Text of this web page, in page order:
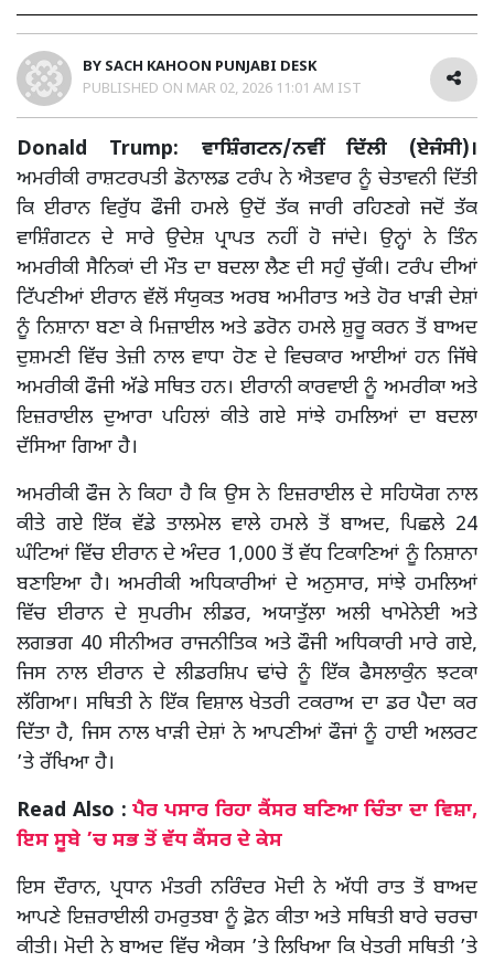
BY SACH KAHOON PUNJABI DESK
PUBLISHED ON MAR 02, 2026 11:01 AM IST
Donald Trump: ਵਾਸ਼ਿੰਗਟਨ/ਨਵੀਂ ਦਿੱਲੀ (ਏਜੰਸੀ)।
ਅਮਰੀਕੀ ਰਾਸ਼ਟਰਪਤੀ ਡੋਨਾਲਡ ਟਰੰਪ ਨੇ ਐਤਵਾਰ ਨੂੰ ਚੇਤਾਵਨੀ ਦਿੱਤੀ
ਕਿ ਈਰਾਨ ਵਿਰੁੱਧ ਫੌਜੀ ਹਮਲੇ ਉਦੋਂ ਤੱਕ ਜਾਰੀ ਰਹਿਣਗੇ ਜਦੋਂ ਤੱਕ
ਵਾਸ਼ਿੰਗਟਨ ਦੇ ਸਾਰੇ ਉਦੇਸ਼ ਪ੍ਰਾਪਤ ਨਹੀਂ ਹੋ ਜਾਂਦੇ। ਉਨ੍ਹਾਂ ਨੇ ਤਿੰਨ
ਅਮਰੀਕੀ ਸੈਨਿਕਾਂ ਦੀ ਮੌਤ ਦਾ ਬਦਲਾ ਲੈਣ ਦੀ ਸਹੁੰ ਚੁੱਕੀ। ਟਰੰਪ ਦੀਆਂ
ਟਿੱਪਣੀਆਂ ਈਰਾਨ ਵੱਲੋਂ ਸੰਯੁਕਤ ਅਰਬ ਅਮੀਰਾਤ ਅਤੇ ਹੋਰ ਖਾੜੀ ਦੇਸ਼ਾਂ
ਨੂੰ ਨਿਸ਼ਾਨਾ ਬਣਾ ਕੇ ਮਿਜ਼ਾਈਲ ਅਤੇ ਡਰੋਨ ਹਮਲੇ ਸ਼ੁਰੂ ਕਰਨ ਤੋਂ ਬਾਅਦ
ਦੁਸ਼ਮਣੀ ਵਿੱਚ ਤੇਜ਼ੀ ਨਾਲ ਵਾਧਾ ਹੋਣ ਦੇ ਵਿਚਕਾਰ ਆਈਆਂ ਹਨ ਜਿੱਥੇ
ਅਮਰੀਕੀ ਫੌਜੀ ਅੱਡੇ ਸਥਿਤ ਹਨ। ਈਰਾਨੀ ਕਾਰਵਾਈ ਨੂੰ ਅਮਰੀਕਾ ਅਤੇ
ਇਜ਼ਰਾਈਲ ਦੁਆਰਾ ਪਹਿਲਾਂ ਕੀਤੇ ਗਏ ਸਾਂਝੇ ਹਮਲਿਆਂ ਦਾ ਬਦਲਾ
ਦੱਸਿਆ ਗਿਆ ਹੈ।
ਅਮਰੀਕੀ ਫੌਜ ਨੇ ਕਿਹਾ ਹੈ ਕਿ ਉਸ ਨੇ ਇਜ਼ਰਾਈਲ ਦੇ ਸਹਿਯੋਗ ਨਾਲ
ਕੀਤੇ ਗਏ ਇੱਕ ਵੱਡੇ ਤਾਲਮੇਲ ਵਾਲੇ ਹਮਲੇ ਤੋਂ ਬਾਅਦ, ਪਿਛਲੇ 24
ਘੰਟਿਆਂ ਵਿੱਚ ਈਰਾਨ ਦੇ ਅੰਦਰ 1,000 ਤੋਂ ਵੱਧ ਟਿਕਾਣਿਆਂ ਨੂੰ ਨਿਸ਼ਾਨਾ
ਬਣਾਇਆ ਹੈ। ਅਮਰੀਕੀ ਅਧਿਕਾਰੀਆਂ ਦੇ ਅਨੁਸਾਰ, ਸਾਂਝੇ ਹਮਲਿਆਂ
ਵਿੱਚ ਈਰਾਨ ਦੇ ਸੁਪਰੀਮ ਲੀਡਰ, ਅਯਾਤੁੱਲਾ ਅਲੀ ਖਾਮੇਨੇਈ ਅਤੇ
ਲਗਭਗ 40 ਸੀਨੀਅਰ ਰਾਜਨੀਤਿਕ ਅਤੇ ਫੌਜੀ ਅਧਿਕਾਰੀ ਮਾਰੇ ਗਏ,
ਜਿਸ ਨਾਲ ਈਰਾਨ ਦੇ ਲੀਡਰਸ਼ਿਪ ਢਾਂਚੇ ਨੂੰ ਇੱਕ ਫੈਸਲਾਕੁੰਨ ਝਟਕਾ
ਲੱਗਿਆ। ਸਥਿਤੀ ਨੇ ਇੱਕ ਵਿਸ਼ਾਲ ਖੇਤਰੀ ਟਕਰਾਅ ਦਾ ਡਰ ਪੈਦਾ ਕਰ
ਦਿੱਤਾ ਹੈ, ਜਿਸ ਨਾਲ ਖਾੜੀ ਦੇਸ਼ਾਂ ਨੇ ਆਪਣੀਆਂ ਫੌਜਾਂ ਨੂੰ ਹਾਈ ਅਲਰਟ
’ਤੇ ਰੱਖਿਆ ਹੈ।
Read Also :ਪੈਰ ਪਸਾਰ ਰਿਹਾ ਕੈਂਸਰ ਬਣਿਆ ਚਿੰਤਾ ਦਾ ਵਿਸ਼ਾ,
ਇਸ ਸੂਬੇ ’ਚ ਸਭ ਤੋਂ ਵੱਧ ਕੈਂਸਰ ਦੇ ਕੇਸ
ਇਸ ਦੌਰਾਨ, ਪ੍ਰਧਾਨ ਮੰਤਰੀ ਨਰਿੰਦਰ ਮੋਦੀ ਨੇ ਅੱਧੀ ਰਾਤ ਤੋਂ ਬਾਅਦ
ਆਪਣੇ ਇਜ਼ਰਾਈਲੀ ਹਮਰੁਤਬਾ ਨੂੰ ਫ਼ੋਨ ਕੀਤਾ ਅਤੇ ਸਥਿਤੀ ਬਾਰੇ ਚਰਚਾ
ਕੀਤੀ। ਮੋਦੀ ਨੇ ਬਾਅਦ ਵਿੱਚ ਐਕਸ ’ਤੇ ਲਿਖਿਆ ਕਿ ਖੇਤਰੀ ਸਥਿਤੀ ’ਤੇ